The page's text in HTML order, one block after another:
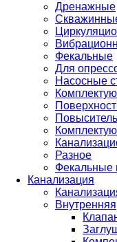
Дренажные
Фекальные
Для
Насосные
Разное
Фекальные
Канализация
Внутренняя